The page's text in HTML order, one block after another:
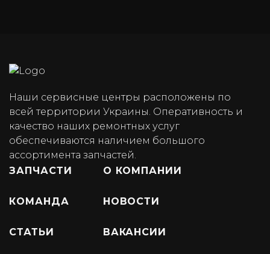
Наши сервисные центры расположены по
всей территории Украины. Оперативность и
качество наших ремонтных услуг
обеспечиваются наличием большого
ассортимента запчастей.
ЗАПЧАСТИ
О КОМПАНИИ
КОМАНДА НОВОСТИ
СТАТЬИ ВАКАНСИИ